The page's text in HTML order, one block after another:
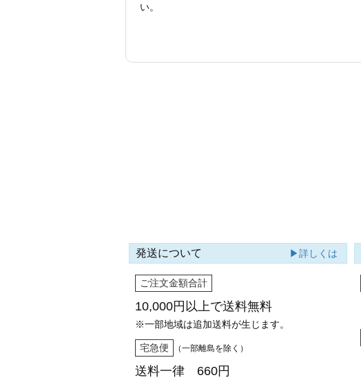
い。
発送について ▶詳しくは
ご注文金額合計
10,000円以上で送料無料
※一部地域は追加送料が生じます。
宅急便 （一部離島を除く）
送料一律 660円